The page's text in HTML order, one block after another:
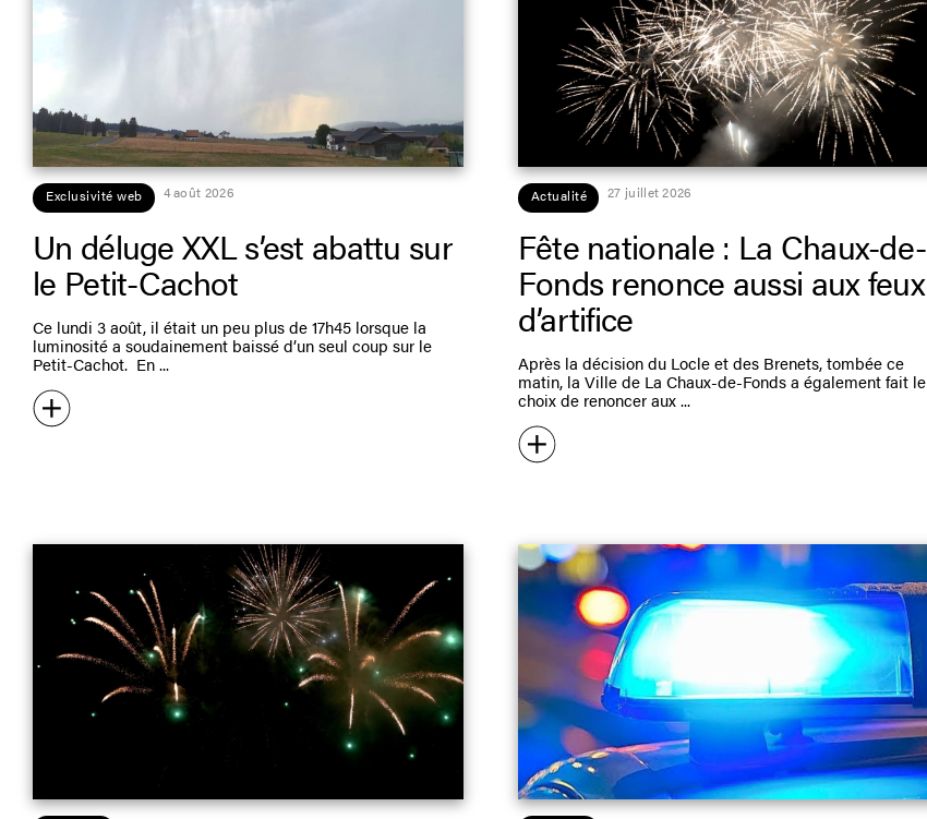
Exclusivité web 4 août 2026
Un déluge XXL s’est abattu sur
le Petit-Cachot
Ce lundi 3 août, il était un peu plus de 17h45 lorsque la
luminosité a soudainement baissé d’un seul coup sur le
Petit-Cachot. En
Actualité 27 juillet 2026
Fête nationale : La Chaux-de-
Fonds renonce aussi aux feux
d’artifice
Après la décision du Locle et des Brenets, tombée ce
matin, la Ville de La Chaux-de-Fonds a également fait le
choix de renoncer aux